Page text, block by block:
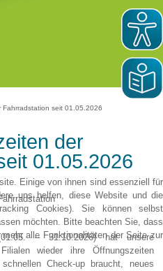
seit 01.05.2026
der
01.05.2026
– 31.10.2026) hat unsere
wieder ihre Öffnungszeiten
Check-up braucht, neues
Einige von ihnen sind essenziell für
uns helfen, diese Website und die
Cookies). Sie können selbst
möchten. Bitte beachten Sie, dass
alle Funktionalitäten der Seite zur